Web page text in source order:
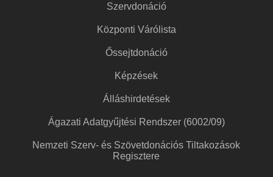
Szervdonáció
Központi Várólista
Őssejtdonáció
Képzések
Álláshirdetések
Ágazati Adatgyűjtési Rendszer (6002/09)
Nemzeti Szerv- és Szövetdonációs Tiltakozások
Regisztere